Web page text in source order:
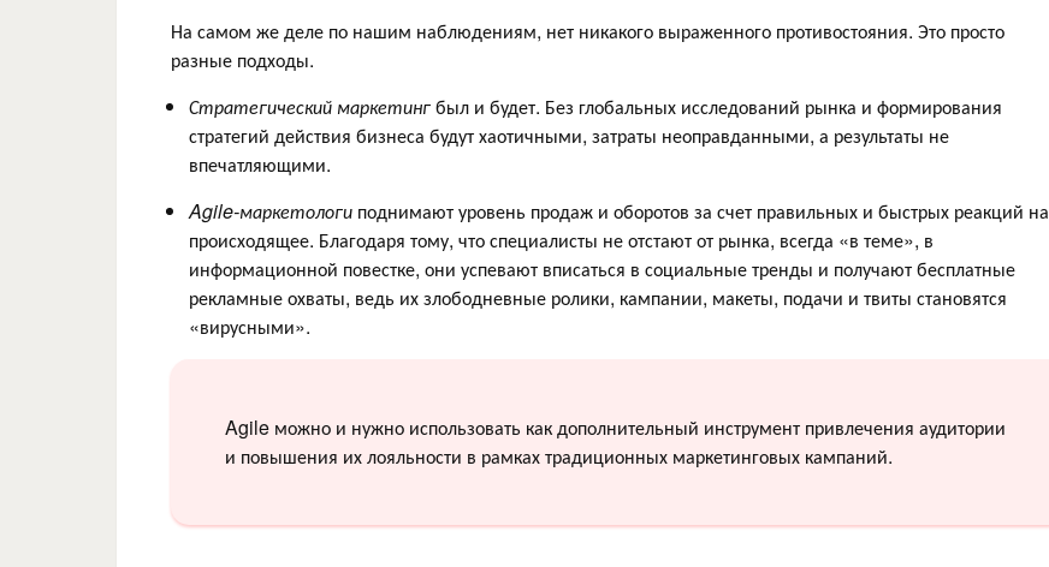
На самом же деле по нашим наблюдениям, нет никакого выраженного противостояния. Это просто
разные подходы.
Стратегический маркетингбыл и будет. Без глобальных исследований рынка и формирования
стратегий действия бизнеса будут хаотичными, затраты неоправданными, а результаты не
впечатляющими.
Agile-маркетологи поднимают уровень продаж и оборотов за счет правильных и быстрых реакций на
происходящее. Благодаря тому, что специалисты не отстают от рынка, всегда «в теме», в
информационной повестке, они успевают вписаться в социальные тренды и получают бесплатные
рекламные охваты, ведь их злободневные ролики, кампании, макеты, подачи и твиты становятся
«вирусными».
Agile можно и нужно использовать как дополнительный инструмент привлечения аудитории
и повышения их лояльности в рамках традиционных маркетинговых кампаний.